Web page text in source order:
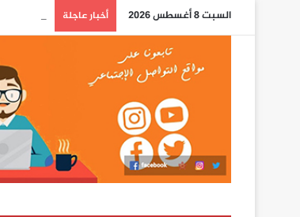
السبت 8 أغسطس 2026 أخبار عاجلة العرائش..